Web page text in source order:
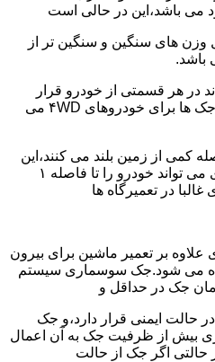
می باشد،این در حالی است
های سنگین و سنگین تر از
هر قسمتی از خودرو قرار
بگیرد.جک سوسماری از بهترین جک ها برای خودروهای ۴WD می
کمی از زمین بلند می کنند،این
درحالی است که جک سوسماری می تواند خودرو را تا فاصله ۱
در تعمیرگاه ها
بر تعمیر ماشین برای بیرون
می شود.جک سوسماری سیستم
جک در حداقل و
در حالت ایمنی قرار دارد،و جک
بیش از ظرفیت جک به آن اعمال
اگر جک از حالت